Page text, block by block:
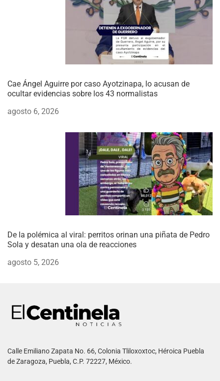
Cae Ángel Aguirre por caso Ayotzinapa, lo acusan de
ocultar evidencias sobre los 43 normalistas
agosto 6, 2026
De la polémica al viral: perritos orinan una piñata de Pedro
Sola y desatan una ola de reacciones
agosto 5, 2026
Calle Emiliano Zapata No. 66, Colonia Tliloxoxtoc, Héroica Puebla
de Zaragoza, Puebla, C.P. 72227, México.